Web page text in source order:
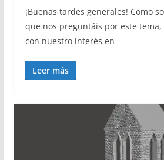
¡Buenas tardes generales! Como
que nos preguntáis por este tema,
con nuestro interés en
Leer más